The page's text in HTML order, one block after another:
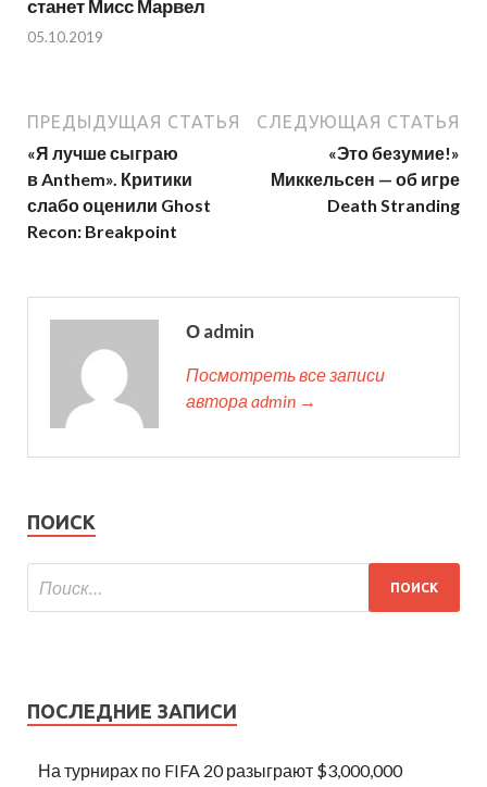
станет Мисс Марвел
05.10.2019
ПРЕДЫДУЩАЯ СТАТЬЯ
«Я лучше сыграю
в Anthem». Критики
слабо оценили Ghost
Recon: Breakpoint
СЛЕДУЮЩАЯ СТАТЬЯ
«Это безумие!»
Миккельсен — об игре
Death Stranding
О admin
Посмотреть все записи
автора admin →
ПОИСК
ПОСЛЕДНИЕ ЗАПИСИ
На турнирах по FIFA 20 разыграют $3,000,000